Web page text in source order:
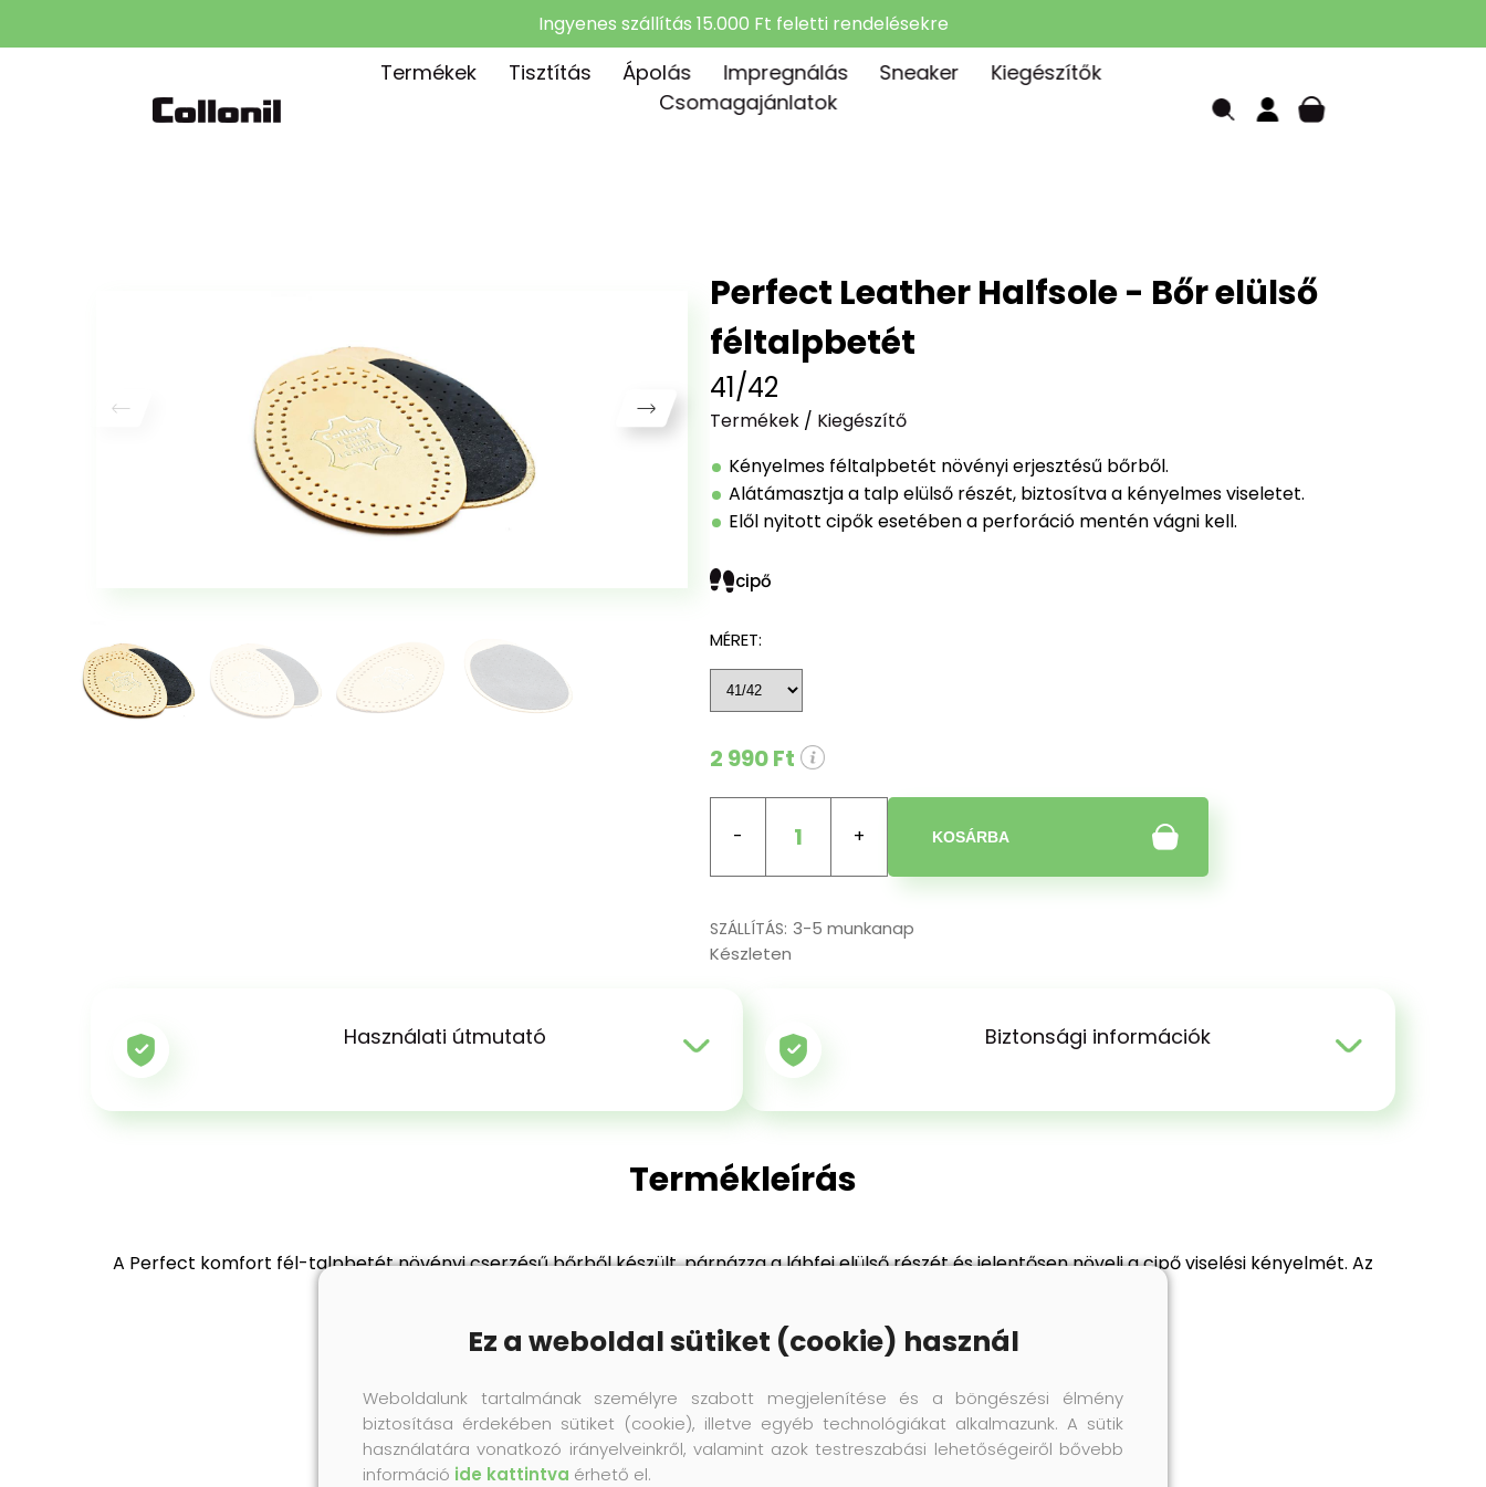
Ingyenes szállítás 15.000 Ft feletti rendelésekre
Termékek Tisztítás Ápolás Impregnálás Sneaker
Kiegészítők
Csomagajánlatok
Perfect Leather Halfsole - Bőr elülső
féltalpbetét
41/42
Termékek / Kiegészítő
Kényelmes féltalpbetét növényi erjesztésű bőrből.
Alátámasztja a talp elülső részét, biztosítva a kényelmes viseletet.
Elől nyitott cipők esetében a perforáció mentén vágni kell.
cipő
MÉRET:
2 990 Ft
1 KOSÁRBA
SZÁLLÍTÁS: 3-5 munkanap
Készleten
Használati útmutató Biztonsági információk
Termékleírás
A Perfect komfort fél-talpbetét növényi cserzésű bőrből készült, párnázza a lábfej elülső részét és jelentősen növeli a cipő viselési kényelmét. Az
Termék értékelés
Ez a weboldal sütiket (cookie) használ
Weboldalunk tartalmának személyre szabott megjelenítése és a böngészési élmény
biztosítása érdekében sütiket (cookie), illetve egyéb technológiákat alkalmazunk. A sütik
használatára vonatkozó irányelveinkről, valamint azok testreszabási lehetőségeiről bővebb
információ ide kattintva érhető el.